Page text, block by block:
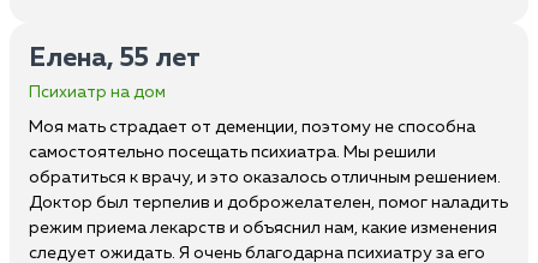
Елена, 55 лет
Психиатр на дом
Моя мать страдает от деменции, поэтому не способна
самостоятельно посещать психиатра. Мы решили
обратиться к врачу, и это оказалось отличным решением.
Доктор был терпелив и доброжелателен, помог наладить
режим приема лекарств и объяснил нам, какие изменения
следует ожидать. Я очень благодарна психиатру за его